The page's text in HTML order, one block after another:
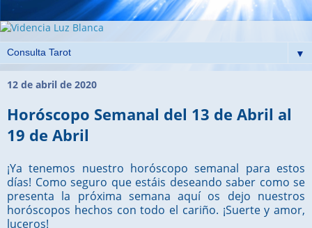
▼
12 de abril de 2020
Horóscopo Semanal del 13 de Abril al
19 de Abril
¡Ya tenemos nuestro horóscopo semanal para estos
días! Como seguro que estáis deseando saber como se
presenta la próxima semana aquí os dejo nuestros
horóscopos hechos con todo el cariño. ¡Suerte y amor,
luceros!